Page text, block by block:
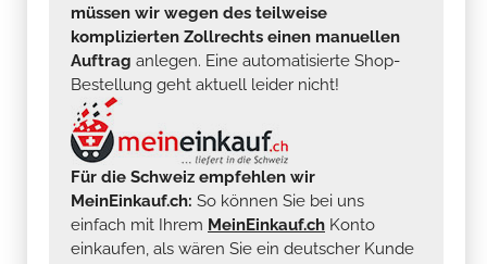
müssen wir wegen des teilweise
komplizierten Zollrechts einen manuellen
Auftrag anlegen. Eine automatisierte Shop-
Bestellung geht aktuell leider nicht!
Für die Schweiz empfehlen wir
MeinEinkauf.ch: So können Sie bei uns
einfach mit Ihrem MeinEinkauf.ch Konto
einkaufen, als wären Sie ein deutscher Kunde